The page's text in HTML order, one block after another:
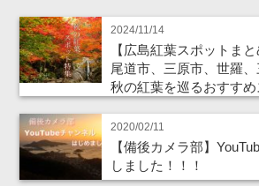
2024/11/14
【広島紅葉スポットま
尾道市、三原市、世羅
秋の紅葉を巡るおすすめ
2020/02/11
【備後カメラ部】
しました！！！